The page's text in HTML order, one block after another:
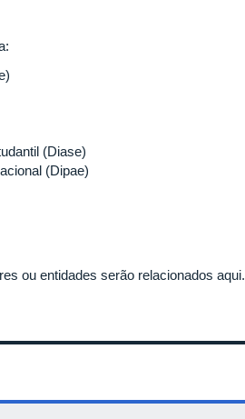
(Diase)
(Dipae)
ou entidades serão relacionados aqui.